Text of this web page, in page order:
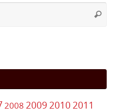
Cerca
2008 2009 2010 2011